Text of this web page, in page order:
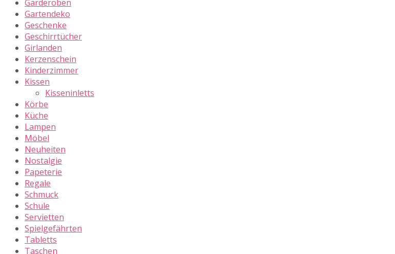
Garderoben
Gartendeko
Geschenke
Geschirrtücher
Girlanden
Kerzenschein
Kinderzimmer
Kissen
Kisseninletts
Körbe
Küche
Lampen
Möbel
Neuheiten
Nostalgie
Papeterie
Regale
Schmuck
Schule
Servietten
Spielgefährten
Tabletts
Taschen